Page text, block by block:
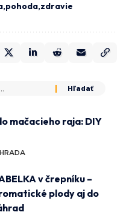
pohoda zdravie
mačacieho raja: DIY
v črepníku –
plody aj do